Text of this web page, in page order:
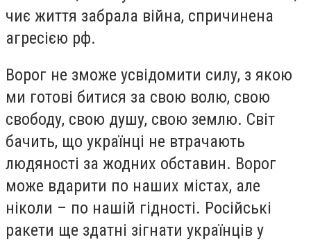
чиє життя забрала війна, спричинена
агресією рф.
Ворог не зможе усвідомити силу, з якою
ми готові битися за свою волю, свою
свободу, свою душу, свою землю. Світ
бачить, що українці не втрачають
людяності за жодних обставин. Ворог
може вдарити по наших містах, але
ніколи – по нашій гідності. Російські
ракети ще здатні зігнати українців у